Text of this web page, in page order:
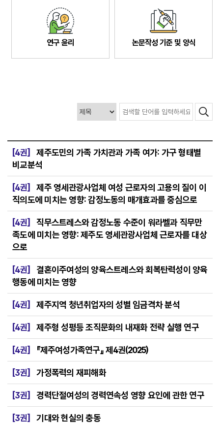
연구 윤리 논문작성 기준 및 양식
[4권]
제주도민의 가족 가치관과 가족 여가: 가구 형태별
비교분석
[4권]
제주 영세관광사업체 여성 근로자의 고용의 질이 이
직의도에 미치는 영향: 감정노동의 매개효과를 중심으로
[4권]
직무스트레스와 감정노동 수준이 워라벨과 직무만
족도에 미치는 영향: 제주도 영세관광사업체 근로자를 대상
으로
[4권]
결혼이주여성의 양육스트레스와 회복탄력성이 양육
행동에 미치는 영향
[4권] 제주지역 청년취업자의 성별 임금격차 분석
[4권] 제주형 성평등 조직문화의 내재화 전략 실행 연구
[4권] 『제주여성가족연구』 제4권(2025)
[3권] 가정폭력의 재피해화
[3권] 경력단절여성의 경력연속성 영향 요인에 관한 연구
[3권] 기대와 현실의 충동